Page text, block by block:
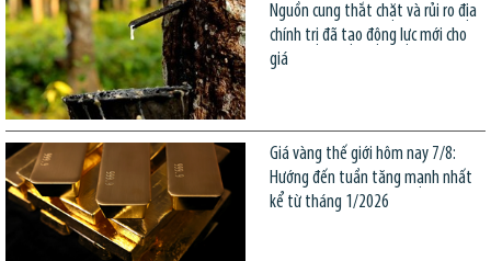
Nguồn cung thắt chặt và rủi ro địa
chính trị đã tạo động lực mới cho
giá
Giá vàng thế giới hôm nay 7/8:
Hướng đến tuần tăng mạnh nhất
kể từ tháng 1/2026